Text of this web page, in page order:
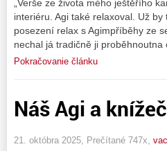
„Verše ze života mého ještěřího
interiéru. Agi také relaxoval. Už
posezení relax s Agimpříběhy ze
nechal já tradičně ji
Pokračovanie článku
Náš Agi a
21. októbra 2025, Prečítané 747x,